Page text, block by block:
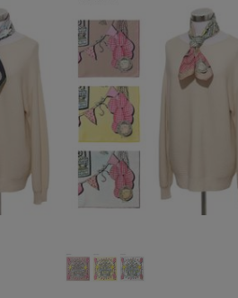
Fuwacool®
フワクール®
LANVIN en Bleu
ランバン オン ブルー
MAGICAL TECH
マジカルテック
mila schon
ミラ・ショーン
MIRACLE TECH
ポロ ラルフ ローレン